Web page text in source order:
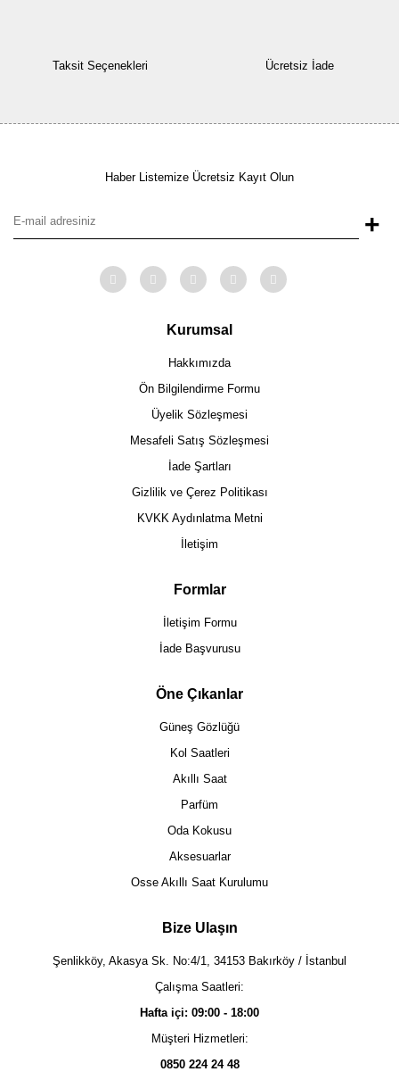
Taksit Seçenekleri Ücretsiz İade
Haber Listemize Ücretsiz Kayıt Olun
+
Kurumsal
Hakkımızda
Ön Bilgilendirme Formu
Üyelik Sözleşmesi
Mesafeli Satış Sözleşmesi
İade Şartları
Gizlilik ve Çerez Politikası
KVKK Aydınlatma Metni
İletişim
Formlar
İletişim Formu
İade Başvurusu
Öne Çıkanlar
Güneş Gözlüğü
Kol Saatleri
Akıllı Saat
Parfüm
Oda Kokusu
Aksesuarlar
Osse Akıllı Saat Kurulumu
Bize Ulaşın
Şenlikköy, Akasya Sk. No:4/1, 34153 Bakırköy / İstanbul
Çalışma Saatleri:
Hafta içi: 09:00 - 18:00
Müşteri Hizmetleri:
0850 224 24 48